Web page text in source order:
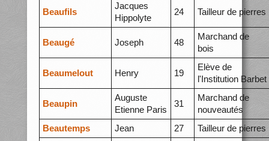
Beaufils
Jacques
Hippolyte
24 Tailleur de pierres
Beaugé Joseph 48
Marchand de
bois
Beaumelout Henry 19
Elève de
l'Institution Barbet
Beaupin
Auguste
Etienne Paris
31
Marchand de
nouveautés
Beautemps
Jean 27 Tailleur de pierres